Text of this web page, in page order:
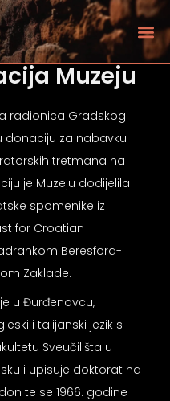
Muzeju
radionica Gradskog
donaciju za nabavku
tretmana na
je Muzeju dodijelila
spomenike iz
for Croatian
Beresford-
Zaklade.
u Đurđenovcu,
i talijanski jezik s
Sveučilišta u
i upisuje doktorat na
te se 1966. godine